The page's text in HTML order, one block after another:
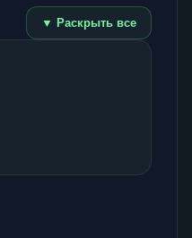
▼ Раскрыть все